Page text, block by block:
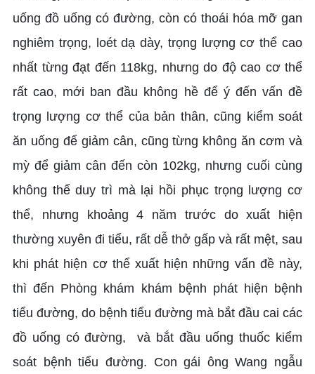
uống đồ uống có đường, còn có thoái hóa mỡ gan
nghiêm trọng, loét dạ dày, trọng lượng cơ thể cao
nhất từng đạt đến 118kg, nhưng do độ cao cơ thể
rất cao, mới ban đầu không hề để ý đến vấn đề
trọng lượng cơ thể của bản thân, cũng kiểm soát
ăn uống để giảm cân, cũng từng không ăn cơm và
mỳ để giảm cân đến còn 102kg, nhưng cuối cùng
không thể duy trì mà lại hồi phục trọng lượng cơ
thể, nhưng khoảng 4 năm trước do xuất hiện
thường xuyên đi tiểu, rất dễ thở gấp và rất mệt, sau
khi phát hiện cơ thể xuất hiện những vấn đề này,
thì đến Phòng khám khám bệnh phát hiện bệnh
tiểu đường, do bệnh tiểu đường mà bắt đầu cai các
đồ uống có đường, và bắt đầu uống thuốc kiểm
soát bệnh tiểu đường. Con gái ông Wang ngẫu